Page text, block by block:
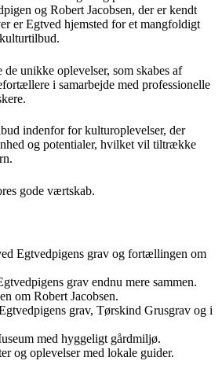
og Robert Jacobsen, der er kendt
er Egtved hjemsted for et mangfoldigt
unikke oplevelser, som skabes af
i samarbejde med professionelle
indenfor for kulturoplevelser, der
og potentialer, hvilket vil tiltrække
gode værtskab.
Egtvedpigens grav og fortællingen om
grav endnu mere sammen.
om Robert Jacobsen.
grav, Tørskind Grusgrav og i
med hyggeligt gårdmiljø.
og oplevelser med lokale guider.